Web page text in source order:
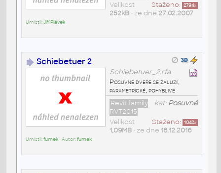
Staženo: 2794x
Velikost
252kB• ze dne 27.02.2007
Umístil:Jiří Plávek
Schiebetuer 2
Schiebetuer_2.rfa
Posuvné dveře se žaluzií,
parametrické, pohyblivé
kat:Posuvné
Revit family
RVT2015
Staženo: 1042x
Velikost
1,09MB• ze dne 18.12.2016
Umístil:fumek• Autor:fumek